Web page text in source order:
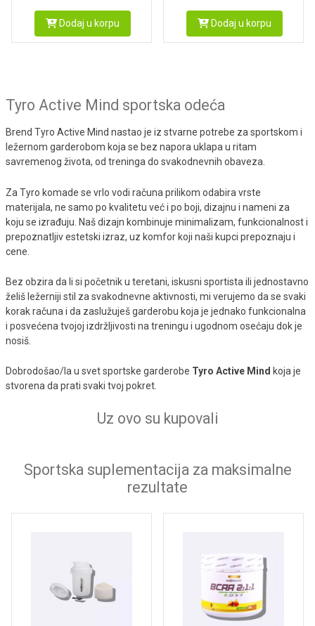
Dodaj u korpu Dodaj u korpu
Tyro Active Mind sportska odeća
Brend Tyro Active Mind nastao je iz stvarne potrebe za sportskom i
ležernom garderobom koja se bez napora uklapa u ritam
savremenog života, od treninga do svakodnevnih obaveza.
Za Tyro komade se vrlo vodi računa prilikom odabira vrste
materijala, ne samo po kvalitetu već i po boji, dizajnu i nameni za
koju se izrađuju. Naš dizajn kombinuje minimalizam, funkcionalnost i
prepoznatljiv estetski izraz, uz komfor koji naši kupci prepoznaju i
cene.
Bez obzira da li si početnik u teretani, iskusni sportista ili jednostavno
želiš ležerniji stil za svakodnevne aktivnosti, mi verujemo da se svaki
korak računa i da zaslužuješ garderobu koja je jednako funkcionalna
i posvećena tvojoj izdržljivosti na treningu i ugodnom osećaju dok je
nosiš.
Dobrodošao/la u svet sportske garderobe Tyro Active Mind koja je
stvorena da prati svaki tvoj pokret.
Uz ovo su kupovali
Sportska suplementacija za maksimalne
rezultate